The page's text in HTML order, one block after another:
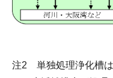
注2 単独処理浄化槽